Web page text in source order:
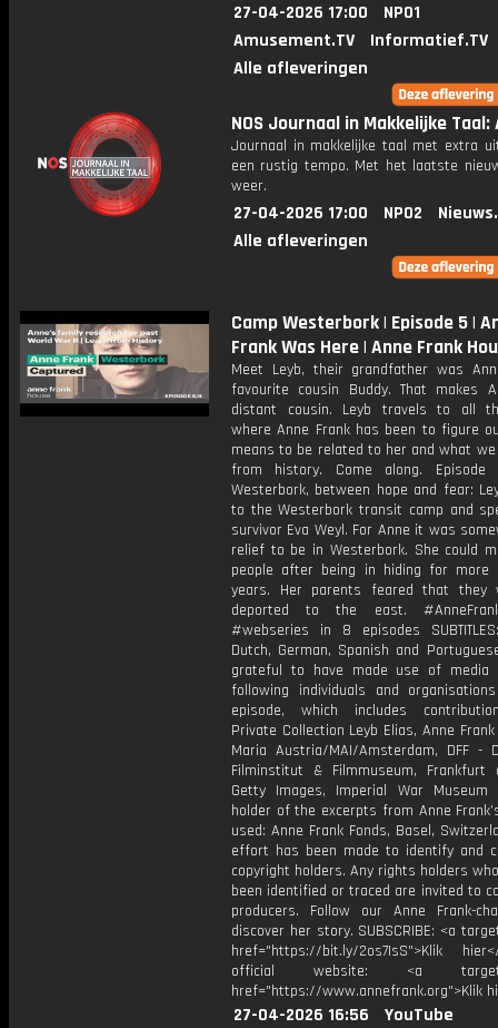
27-04-2026 17:00
NPO1
Amusement.TV
Informatief.TV
Alle afleveringen
NOS Journaal in Makkelijke
Journaal in makkelijke taal met extra
een rustig tempo. Met het laatste
weer.
27-04-2026 17:00 NPO2
Alle afleveringen
Camp Westerbork | Episode 5 |
Frank Was Here | Anne Frank
Meet Leyb, their grandfather was
favourite cousin Buddy. That makes
distant cousin. Leyb travels to all
where Anne Frank has been to figure
means to be related to her and what
from history. Come along. Episode
Westerbork, between hope and fear:
to the Westerbork transit camp and
survivor Eva Weyl. For Anne it was
relief to be in Westerbork. She could
people after being in hiding for more
years. Her parents feared that they
deported to the east.
#webseries in 8 episodes
Dutch, German, Spanish and
grateful to have made use of media
following individuals and
episode, which includes
Private Collection Leyb Elias, Anne
Maria Austria/MAI/Amsterdam, DFF -
Filminstitut & Filmmuseum, Frankfurt
Getty Images, Imperial War Museum
holder of the excerpts from Anne
used: Anne Frank Fonds, Basel,
effort has been made to identify and
copyright holders. Any rights holders
been identified or traced are invited to
producers. Follow our Anne Frank-
discover her story. SUBSCRIBE: <a
href="https://bit.ly/2os7IsS">Klik
official website: <a
href="https://www.annefrank.org">Klik
27-04-2026 16:56
YouTube